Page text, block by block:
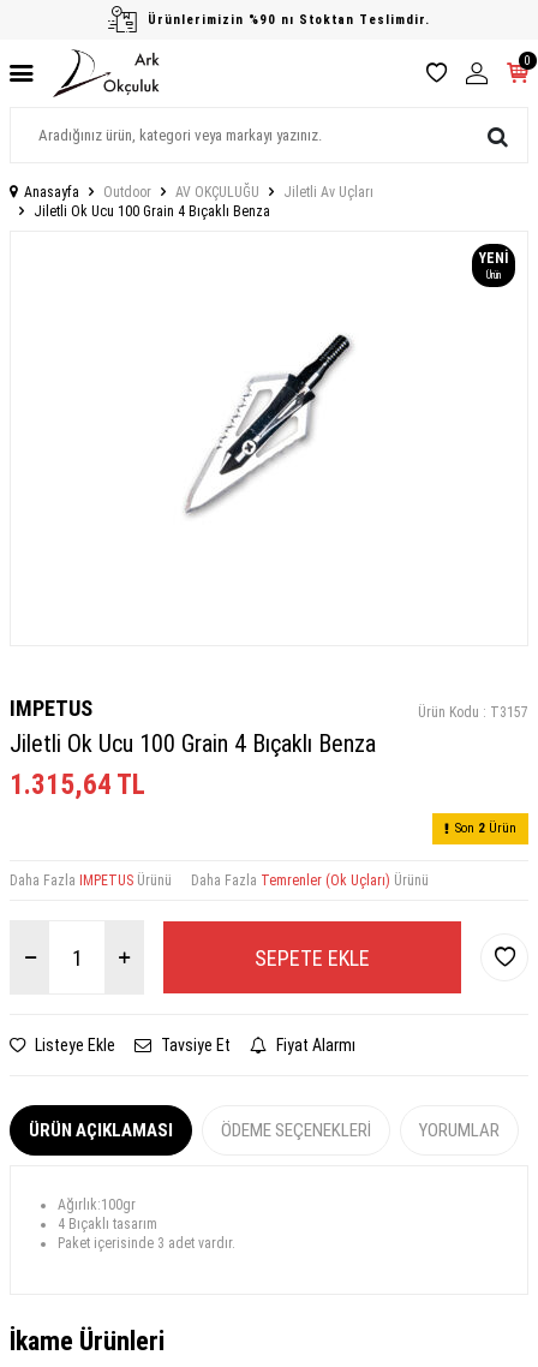
Ürünlerimizin %90 nı Stoktan Teslimdir.
0
Anasayfa Outdoor AV OKÇULUĞU
Jiletli Av Uçları
Jiletli Ok Ucu 100 Grain 4 Bıçaklı Benza
YENI
Ürün
IMPETUS Ürün Kodu : T3157
Jiletli Ok Ucu 100 Grain 4 Bıçaklı Benza
1.315,64 TL
Son 2 Ürün
Daha Fazla IMPETUS Ürünü Daha Fazla Temrenler (Ok Uçları) Ürünü
SEPETE EKLE
Listeye Ekle Tavsiye Et Fiyat Alarmı
ÜRÜN AÇIKLAMASI ÖDEME SEÇENEKLERI YORUMLAR
Ağırlık:100gr
4 Bıçaklı tasarım
Paket içerisinde 3 adet vardır.
İkame Ürünleri